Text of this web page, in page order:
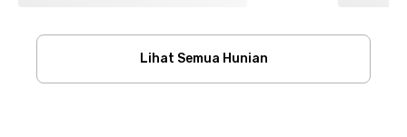
Lihat Semua Hunian